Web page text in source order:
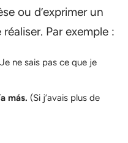
ou d’exprimer un
Par exemple :
ne sais pas ce que je
más. (Si j’avais plus de